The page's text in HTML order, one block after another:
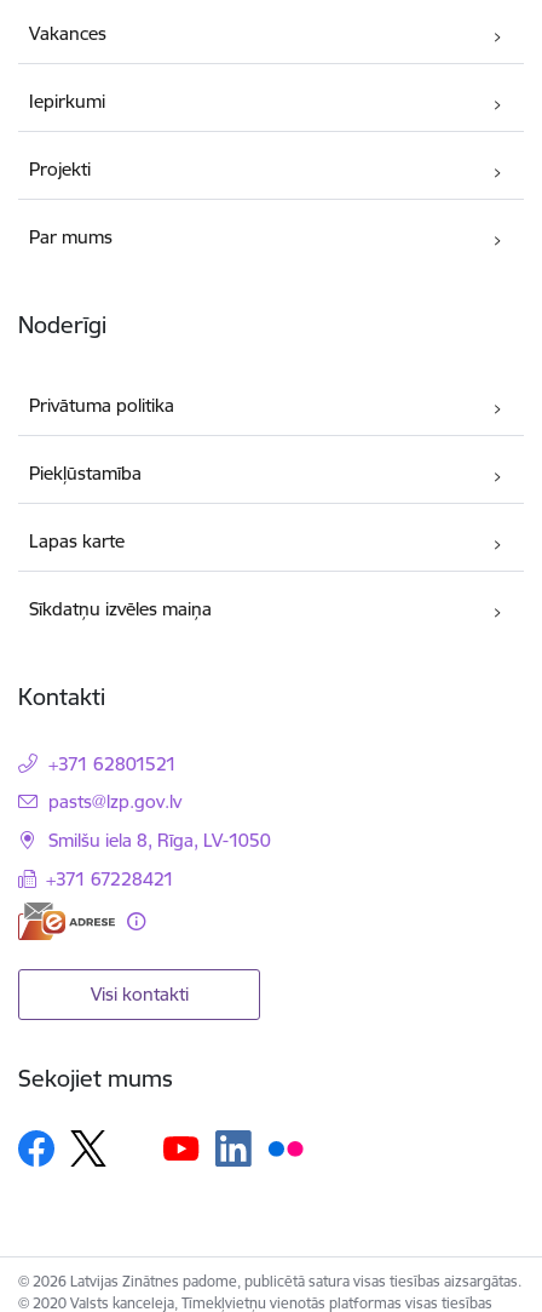
Vakances
Iepirkumi
Projekti
Par mums
Noderīgi
Privātuma politika
Piekļūstamība
Lapas karte
Sīkdatņu izvēles maiņa
Kontakti
+371 62801521
E-pasts:
pasts@lzp.gov.lv
Smilšu iela 8, Rīga, LV-1050
+371 67228421
Visi kontakti
Sekojiet mums
© 2026 Latvijas Zinātnes padome, publicētā satura visas tiesības aizsargātas.
© 2020 Valsts kanceleja, Tīmekļvietņu vienotās platformas visas tiesības